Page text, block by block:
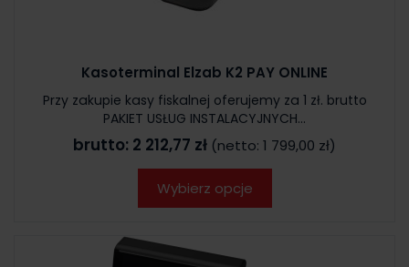
Kasoterminal Elzab K2 PAY ONLINE
Przy zakupie kasy fiskalnej oferujemy za 1 zł. brutto
PAKIET USŁUG INSTALACYJNYCH...
brutto: 2 212,77 zł (netto: 1 799,00 zł)
Wybierz opcje